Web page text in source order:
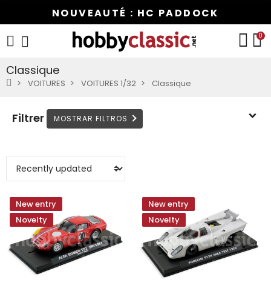
NOUVEAUTÉ : HC PADDOCK
0
Classique
VOITURES VOITURES 1/32 Classique
Filtrer
New entry
Novelty
New entry
Novelty